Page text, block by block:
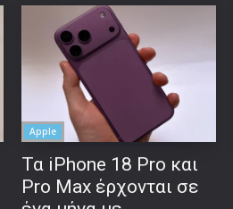
Apple
Τα iPhone 18 Pro και
Pro Max έρχονται σε